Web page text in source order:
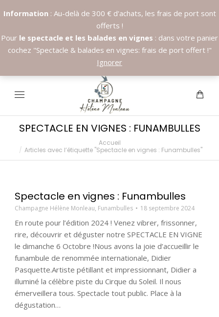
Information: Au-delà de 300 € d'achats, les frais de port sont
offerts !
Pour le spectacle et les balades en vignes : dans votre panier
cochez "Spectacle & balades en vignes: frais de port offert !"
Ignorer
Appelez nous: +33.6.89.37.09.03
SPECTACLE EN VIGNES : FUNAMBULLES
Vous êtes ici :
Accueil
Articles avec l’étiquette "Spectacle en vignes : Funambulles"
Spectacle en vignes : Funambulles
Champagne Hélène Monleau, Funambulles 18 septembre 2024
En route pour l’édition 2024 ! Venez vibrer, frissonner,
rire, découvrir et déguster notre SPECTACLE EN VIGNE
le dimanche 6 Octobre !Nous avons la joie d’accueillir le
funambule de renommée internationale, Didier
Pasquette.Artiste pétillant et impressionnant, Didier a
illuminé la célèbre piste du Cirque du Soleil. Il nous
émerveillera tous. Spectacle tout public. Place à la
dégustation…